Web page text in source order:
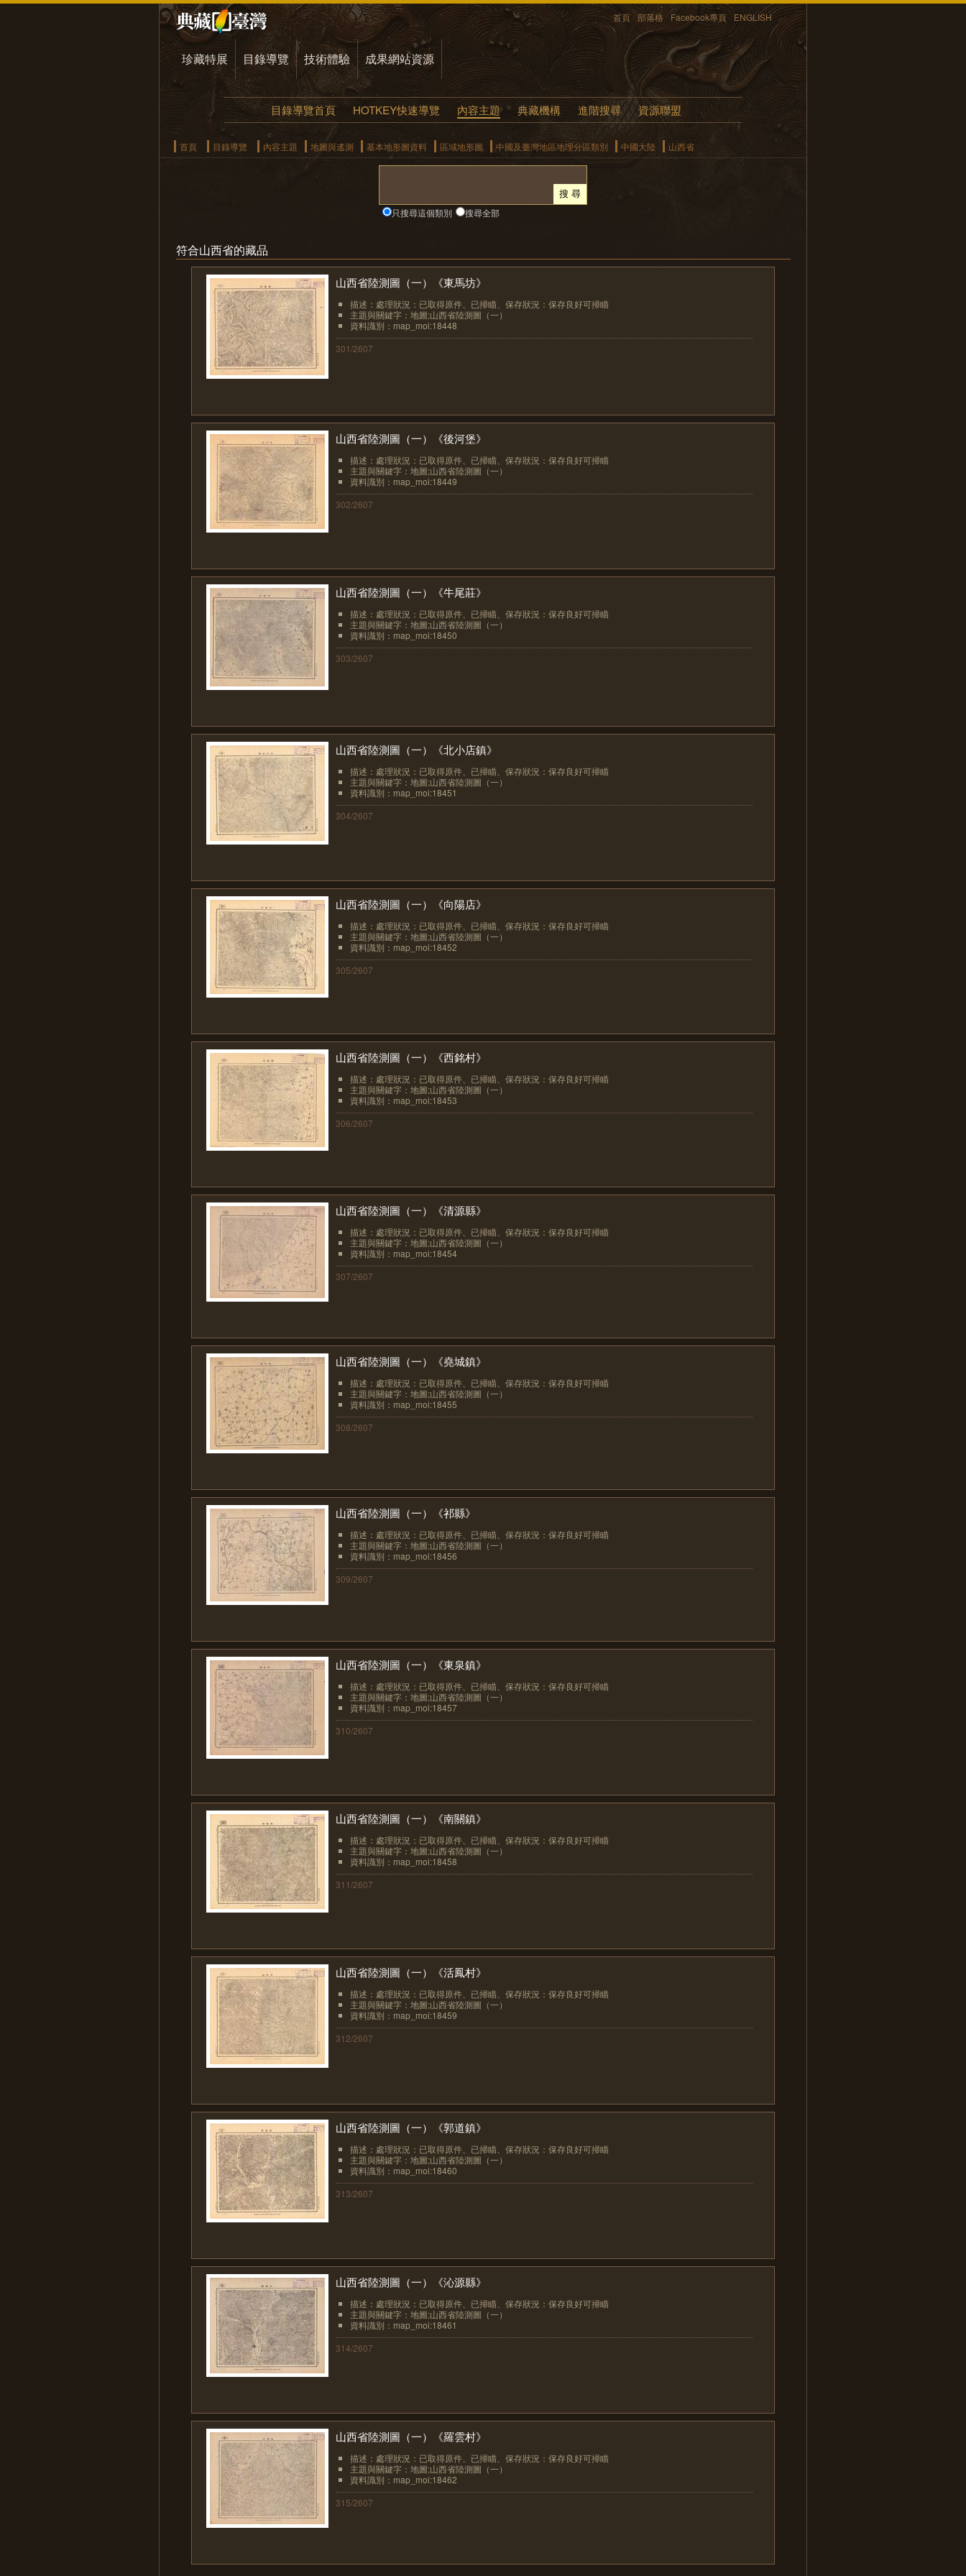
首頁 部落格 Facebook專頁 ENGLISH
珍藏特展 目錄導覽 技術體驗 成果網站資源
目錄導覽首頁 HOTKEY快速導覽 內容主題 典藏機構 進階搜尋 資源聯盟
首頁 目錄導覽 內容主題 地圖與遙測 基本地形圖資料 區域地形圖 中國及臺灣地區地理分區類別 中國大陸 山西省
只搜尋這個類別 搜尋全部
符合山西省的藏品
山西省陸測圖（一）《東馬坊》
描述：處理狀況：已取得原件、已掃瞄、保存狀況：保存良好可掃瞄
主題與關鍵字：地圖;山西省陸測圖（一）
資料識別：map_moi:18448
301/2607
山西省陸測圖（一）《後河堡》
描述：處理狀況：已取得原件、已掃瞄、保存狀況：保存良好可掃瞄
主題與關鍵字：地圖;山西省陸測圖（一）
資料識別：map_moi:18449
302/2607
山西省陸測圖（一）《牛尾莊》
描述：處理狀況：已取得原件、已掃瞄、保存狀況：保存良好可掃瞄
主題與關鍵字：地圖;山西省陸測圖（一）
資料識別：map_moi:18450
303/2607
山西省陸測圖（一）《北小店鎮》
描述：處理狀況：已取得原件、已掃瞄、保存狀況：保存良好可掃瞄
主題與關鍵字：地圖;山西省陸測圖（一）
資料識別：map_moi:18451
304/2607
山西省陸測圖（一）《向陽店》
描述：處理狀況：已取得原件、已掃瞄、保存狀況：保存良好可掃瞄
主題與關鍵字：地圖;山西省陸測圖（一）
資料識別：map_moi:18452
305/2607
山西省陸測圖（一）《西銘村》
描述：處理狀況：已取得原件、已掃瞄、保存狀況：保存良好可掃瞄
主題與關鍵字：地圖;山西省陸測圖（一）
資料識別：map_moi:18453
306/2607
山西省陸測圖（一）《清源縣》
描述：處理狀況：已取得原件、已掃瞄、保存狀況：保存良好可掃瞄
主題與關鍵字：地圖;山西省陸測圖（一）
資料識別：map_moi:18454
307/2607
山西省陸測圖（一）《堯城鎮》
描述：處理狀況：已取得原件、已掃瞄、保存狀況：保存良好可掃瞄
主題與關鍵字：地圖;山西省陸測圖（一）
資料識別：map_moi:18455
308/2607
山西省陸測圖（一）《祁縣》
描述：處理狀況：已取得原件、已掃瞄、保存狀況：保存良好可掃瞄
主題與關鍵字：地圖;山西省陸測圖（一）
資料識別：map_moi:18456
309/2607
山西省陸測圖（一）《東泉鎮》
描述：處理狀況：已取得原件、已掃瞄、保存狀況：保存良好可掃瞄
主題與關鍵字：地圖;山西省陸測圖（一）
資料識別：map_moi:18457
310/2607
山西省陸測圖（一）《南關鎮》
描述：處理狀況：已取得原件、已掃瞄、保存狀況：保存良好可掃瞄
主題與關鍵字：地圖;山西省陸測圖（一）
資料識別：map_moi:18458
311/2607
山西省陸測圖（一）《活鳳村》
描述：處理狀況：已取得原件、已掃瞄、保存狀況：保存良好可掃瞄
主題與關鍵字：地圖;山西省陸測圖（一）
資料識別：map_moi:18459
312/2607
山西省陸測圖（一）《郭道鎮》
描述：處理狀況：已取得原件、已掃瞄、保存狀況：保存良好可掃瞄
主題與關鍵字：地圖;山西省陸測圖（一）
資料識別：map_moi:18460
313/2607
山西省陸測圖（一）《沁源縣》
描述：處理狀況：已取得原件、已掃瞄、保存狀況：保存良好可掃瞄
主題與關鍵字：地圖;山西省陸測圖（一）
資料識別：map_moi:18461
314/2607
山西省陸測圖（一）《羅雲村》
描述：處理狀況：已取得原件、已掃瞄、保存狀況：保存良好可掃瞄
主題與關鍵字：地圖;山西省陸測圖（一）
資料識別：map_moi:18462
315/2607